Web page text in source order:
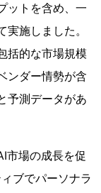
ットを含め、一
施しました。
括的な市場規模
ンダー情勢が含
予測データがあ
市場の成長を促
ブでパーソナラ